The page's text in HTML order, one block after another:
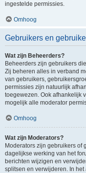
ingestelde permissies.
Omhoog
Gebruikers en
Wat zijn Beheerders?
Beheerders zijn gebruikers
Zij beheren alles in verband
van gebruikers,
permissies zijn natuurlijk
toegewezen. Ook afhankelijk
mogelijk alle moderator
Omhoog
Wat zijn Moderators?
Moderators zijn gebruikers of
dagelijkse werking van het
berichten wijzigen en
splitsen en verwijderen. In